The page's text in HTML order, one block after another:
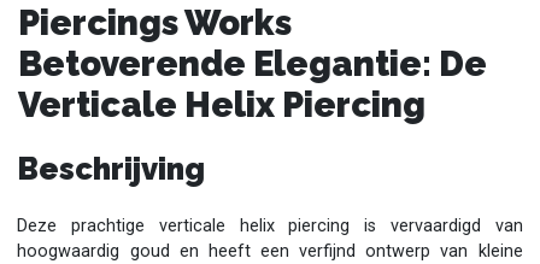
Piercings Works
Betoverende Elegantie: De
Verticale Helix Piercing
Beschrijving
Deze prachtige verticale helix piercing is vervaardigd van
hoogwaardig goud en heeft een verfijnd ontwerp van kleine